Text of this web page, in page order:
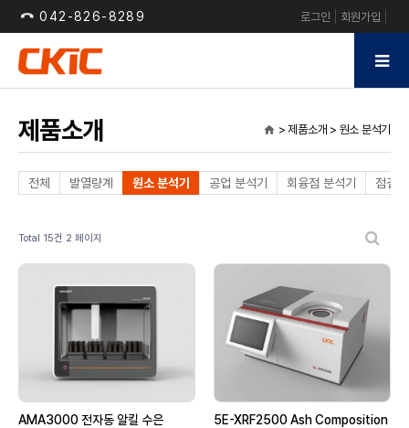
042-826-8289 로그인 회원가입
제품소개 home > 제품소개 > 원소 분석기
전체 발열량계 원소 분석기 공업 분석기 회융점 분석기 점결
Total 15건 2 페이지
AMA3000 전자동 알킬 수은
5E-XRF2500 Ash Composition